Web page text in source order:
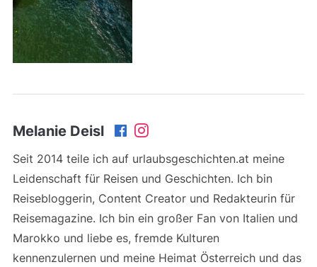
Melanie Deisl
Seit 2014 teile ich auf urlaubsgeschichten.at meine
Leidenschaft für Reisen und Geschichten. Ich bin
Reisebloggerin, Content Creator und Redakteurin für
Reisemagazine. Ich bin ein großer Fan von Italien und
Marokko und liebe es, fremde Kulturen
kennenzulernen und meine Heimat Österreich und das